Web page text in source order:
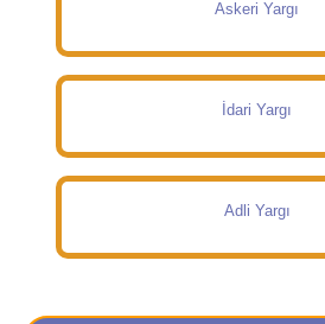
Askeri Yargı
İdari Yargı
Adli Yargı